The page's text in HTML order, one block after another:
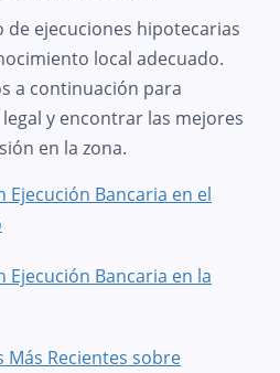
de ejecuciones hipotecarias
local adecuado.
a continuación para
y encontrar las mejores
en la zona.
Ejecución Bancaria en el
Ejecución Bancaria en la
Más Recientes sobre